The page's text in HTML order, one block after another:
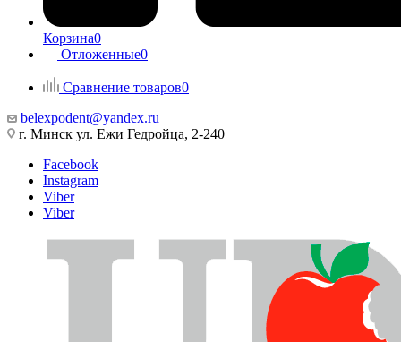
Корзина0
Отложенные0
Сравнение товаров0
belexpodent@yandex.ru
г. Минск ул. Ежи Гедройца, 2-240
Facebook
Instagram
Viber
Viber